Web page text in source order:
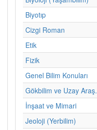
Biyotıp
Cizgi Roman
Etik
Fizik
Genel Bilim Konuları
Gökbilim ve Uzay Araş.
İnşaat ve Mimari
Jeoloji (Yerbilim)